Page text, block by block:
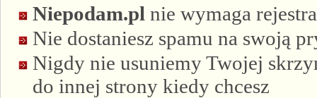
Niepodam.pl nie wymaga
Nie dostaniesz spamu na swoją
Nigdy nie usuniemy Twojej
do innej strony kiedy chcesz